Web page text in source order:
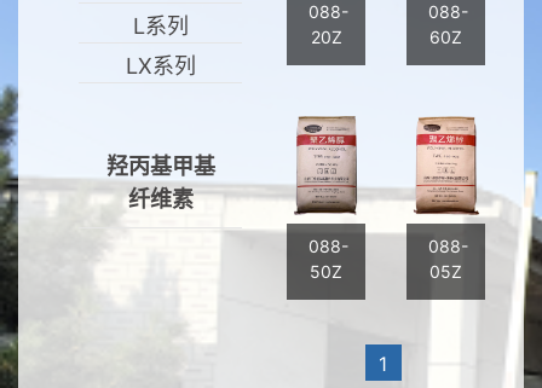
L系列
LX系列
羟丙基甲基
纤维素
088-
20Z
088-
60Z
088-
50Z
088-
05Z
1